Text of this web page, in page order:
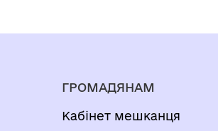
ГРОМАДЯНАМ
Кабінет мешканця